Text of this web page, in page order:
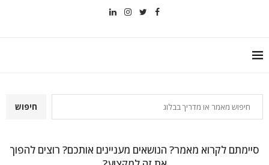
חיפוש
סיימתם לקרוא מאמר? הנושאים מעניינים אותכם? רוצים להפוך